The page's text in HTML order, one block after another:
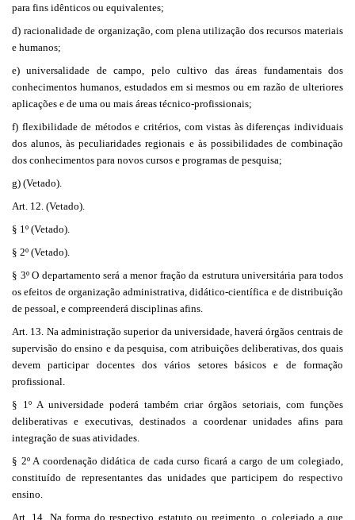
para fins idênticos ou equivalentes;
d) racionalidade de organização, com plena utilização dos recursos materiais
e humanos;
e) universalidade de campo, pelo cultivo das áreas fundamentais dos
conhecimentos humanos, estudados em si mesmos ou em razão de ulteriores
aplicações e de uma ou mais áreas técnico-profissionais;
f) flexibilidade de métodos e critérios, com vistas às diferenças individuais
dos alunos, às peculiaridades regionais e às possibilidades de combinação
dos conhecimentos para novos cursos e programas de pesquisa;
g) (Vetado).
Art. 12. (Vetado).
§ 1º (Vetado).
§ 2º (Vetado).
§ 3º O departamento será a menor fração da estrutura universitária para todos
os efeitos de organização administrativa, didático-científica e de distribuição
de pessoal, e compreenderá disciplinas afins.
Art. 13. Na administração superior da universidade, haverá órgãos centrais de
supervisão do ensino e da pesquisa, com atribuições deliberativas, dos quais
devem participar docentes dos vários setores básicos e de formação
profissional.
§ 1º A universidade poderá também criar órgãos setoriais, com funções
deliberativas e executivas, destinados a coordenar unidades afins para
integração de suas atividades.
§ 2º A coordenação didática de cada curso ficará a cargo de um colegiado,
constituído de representantes das unidades que participem do respectivo
ensino.
Art. 14. Na forma do respectivo estatuto ou regimento, o colegiado a que